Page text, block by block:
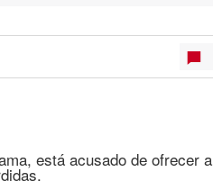
está acusado de ofrecer